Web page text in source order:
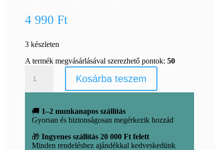
4 990Ft
3 készleten
A termék megvásárlásával szerezhető pontok:50
golyó
Kosárba teszem
🚚 1–2 munkanapos szállítás
Gyorsan és biztonságosan megérkezik hozzád
🎁Ingyenes szállítás 20 000 Ft felett
Minden rendeléshez ajándékkal kedveskedünk